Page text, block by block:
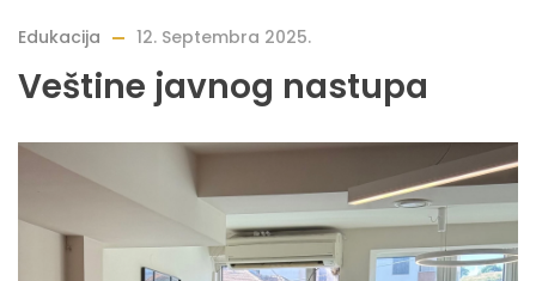
Edukacija 12. Septembra 2025.
Veštine javnog nastupa